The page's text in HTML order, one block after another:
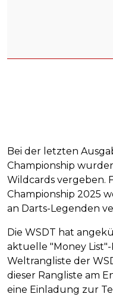
Bei der letzten
Championship
Wildcards vergeben.
Championship 2025
an Darts-Legenden
Die WSDT hat
aktuelle "Money
Weltrangliste der
dieser Rangliste am
eine Einladung zur